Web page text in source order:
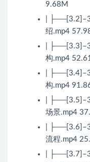
9.68M
|
绍.mp4
|
构.mp4
|
构.mp4
|
场景.mp4
|
流程.mp4
|